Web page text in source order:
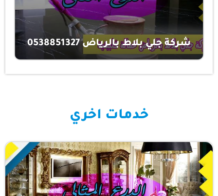
شركة جلي بلاط بالرياض 0538851327
خدمات اخري